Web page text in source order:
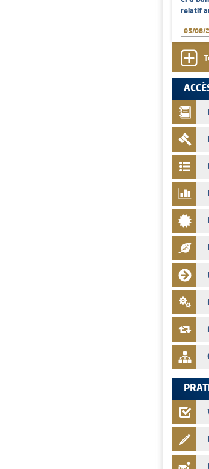
relatif
05/08/
relatif
05/08/
par les
04/08/
par les
03/08/
relatif
03/08/
par les
03/08/
Liste
pour le
L'